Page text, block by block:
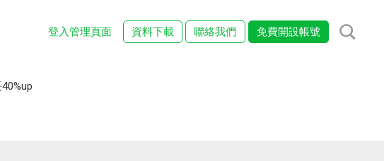
登入管理頁面 資料下載 聯絡我們 免費開設帳號